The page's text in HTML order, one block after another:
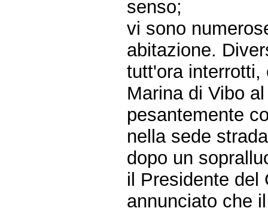
senso;
vi sono
abitazione.
tutt'ora interrotti,
Marina di Vibo
pesantemente
nella sede
dopo un
il Presidente del
annunciato che